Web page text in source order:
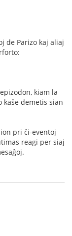
de Parizo kaj aliaj
kiam la
demetis sian
pri ĉi-eventoj
reagi per siaj